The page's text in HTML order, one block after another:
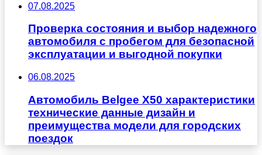
07.08.2025
Проверка состояния и выбор надежного
автомобиля с пробегом для безопасной
эксплуатации и выгодной покупки
06.08.2025
Автомобиль Belgee X50 характеристики
технические данные дизайн и
преимущества модели для городских
поездок